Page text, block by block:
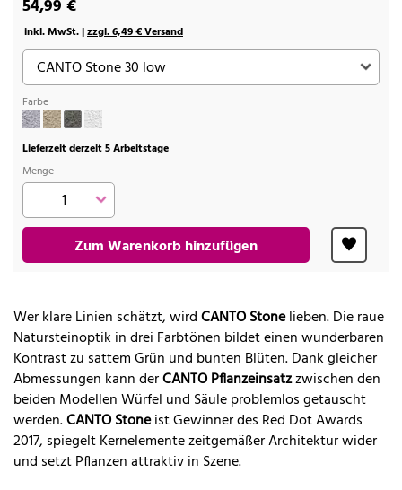
54,99 €
inkl. MwSt. |zzgl. 6,49 € Versand
Farbe
Lieferzeit derzeit 5 Arbeitstage
Menge
Zum Warenkorb hinzufügen
Wer klare Linien schätzt, wirdCANTO Stonelieben. Die raue
Natursteinoptik in drei Farbtönen bildet einen wunderbaren
Kontrast zu sattem Grün und bunten Blüten. Dank gleicher
Abmessungen kann derCANTO Pflanzeinsatzzwischen den
beiden Modellen Würfel und Säule problemlos getauscht
werden.CANTO Stoneist Gewinner des Red Dot Awards
2017, spiegelt Kernelemente zeitgemäßer Architektur wider
und setzt Pflanzen attraktiv in Szene.